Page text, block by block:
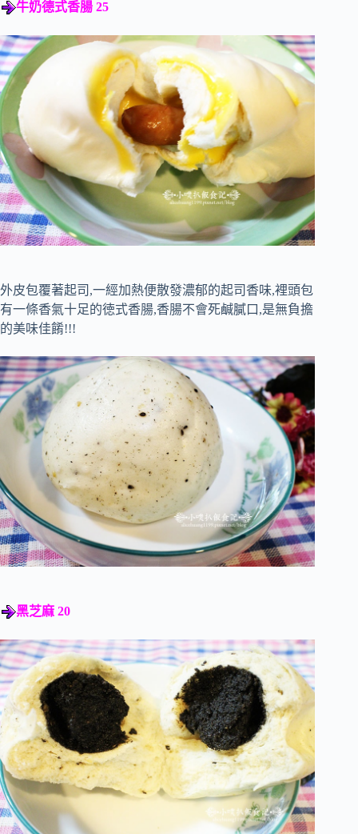
牛奶德式香腸 25
外皮包覆著起司,一經加熱便散發濃郁的起司香味,裡頭包
有一條香氣十足的徳式香腸,香腸不會死鹹膩口,是無負擔
的美味佳餚!!!
黑芝麻 20